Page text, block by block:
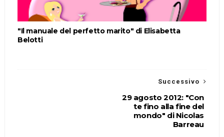
"Il manuale del perfetto marito" di Elisabetta
Belotti
Successivo
29 agosto 2012: "Con
te fino alla fine del
mondo" di Nicolas
Barreau